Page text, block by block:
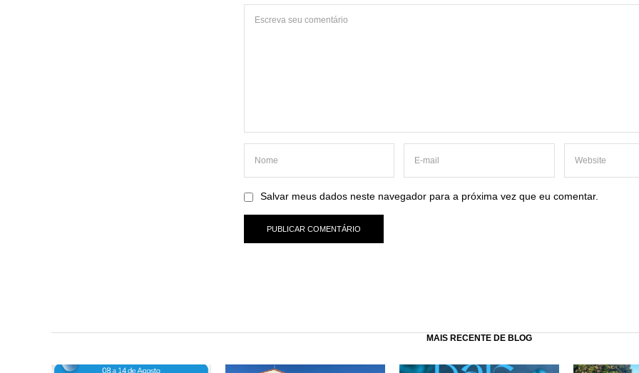
Salvar meus dados neste navegador para a próxima vez que eu comentar.
MAIS RECENTE DE BLOG